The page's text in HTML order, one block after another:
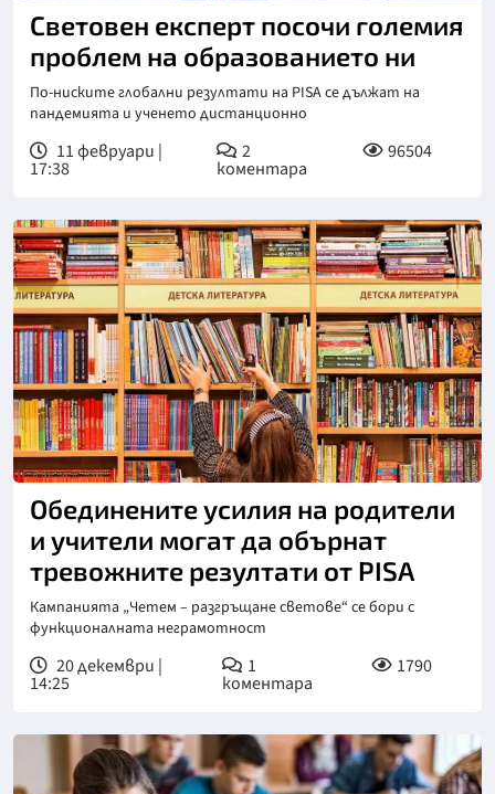
Световен експерт посочи големия
проблем на образованието ни
По-ниските глобални резултати на PISA се дължат на
пандемията и ученето дистанционно
11 февруари |
17:38
2
коментара
96504
Обединените усилия на родители
и учители могат да обърнат
тревожните резултати от PISA
Кампанията „Четем – разгръщане светове“ се бори с
функционалната неграмотност
20 декември |
14:25
1
коментара
1790